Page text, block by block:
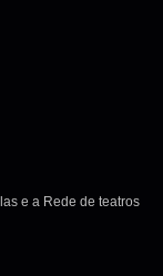
e a Rede de teatros